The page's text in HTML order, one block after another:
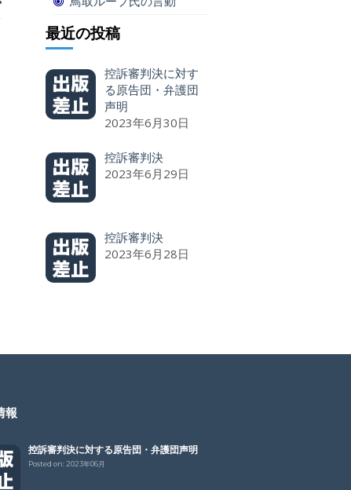
最近の投稿
控訴審判決に対す
る原告団・弁護団
声明
2023年6月30日
控訴審判決
2023年6月29日
控訴審判決
2023年6月28日
報
控訴審判決に対する原告団・弁護団声明
Posted on:2023年06月